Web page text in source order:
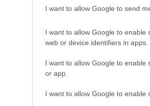
I want to allow Google to send
I want to allow Google to enable
web or device identifiers in apps.
I want to allow Google to enable
or app.
I want to allow Google to enable
economiche e
al Nymex registra un incremento